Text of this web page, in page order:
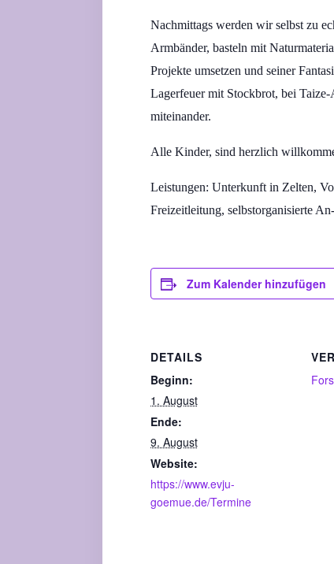
Nachmittags werden wir selbst zu
Armbänder, basteln mit
Projekte umsetzen und seiner
Lagerfeuer mit Stockbrot, bei
miteinander.
Alle Kinder, sind herzlich
Leistungen: Unterkunft in Zelten,
Freizeitleitung, selbstorganisierte
Zum Kalender hinzufügen
DETAILS
Beginn:
1. August
Ende:
9. August
Website:
https://www.evju-
goemue.de/Termine